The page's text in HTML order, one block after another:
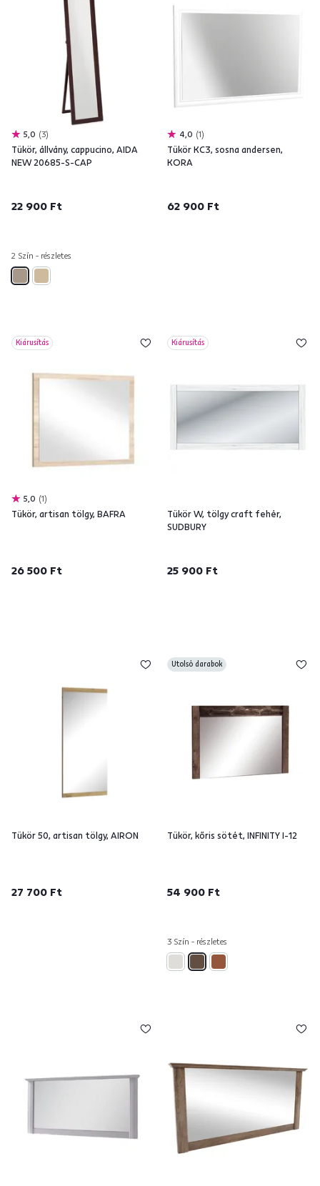
5,0 3
Tükör, állvány, cappucino, AIDA
NEW 20685-S-CAP
22 900 Ft
2 Szín - részletes
4,0 1
Tükör KC3, sosna andersen,
KORA
62 900 Ft
Kiárusítás
5,0 1
Tükör, artisan tölgy, BAFRA
26 500 Ft
Kiárusítás
Tükör W, tölgy craft fehér,
SUDBURY
25 900 Ft
Tükör 50, artisan tölgy, AIRON
27 700 Ft
Utolsó darabok
Tükör, kőris sötét, INFINITY I-12
54 900 Ft
3 Szín - részletes